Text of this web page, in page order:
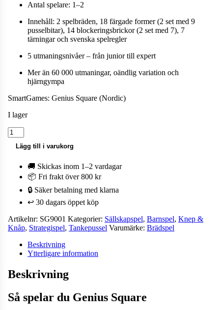
Antal spelare: 1–2
Innehåll: 2 spelbräden, 18 färgade former (2 set med 9
pusselbitar), 14 blockeringsbrickor (2 set med 7), 7
tärningar och svenska spelregler
5 utmaningsnivåer – från junior till expert
Mer än 60 000 utmaningar, oändlig variation och
hjärngympa
SmartGames: Genius Square (Nordic)
I lager
Sällskapsspel
-
SmartGames:
Square
mängd
Lägg till i varukorg
🚚 Skickas inom 1–2 vardagar
📦 Fri frakt över 800 kr
🔒 Säker betalning med klarna
↩️ 30 dagars öppet köp
Artikelnr: SG9001 Kategorier: Sällskapspel, Barnspel, Knep &
Knåp, Strategispel, Tankepussel Varumärke: Brädspel
Beskrivning
Ytterligare information
Beskrivning
Så spelar du Genius Square